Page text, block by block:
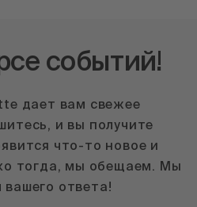
событий!
дает вам свежее
и вы получите
что-то новое и
тогда, мы обещаем. Мы
ответа!